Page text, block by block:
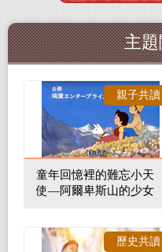
主
童年回憶裡的難忘小天
使—阿爾卑斯山的少女
親子共讀
歷史共讀